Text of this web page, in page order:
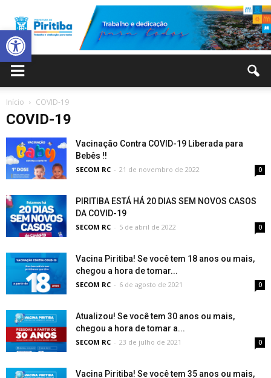
Abrir a barra de ferramentas
Início COVID-19
COVID-19
Vacinação Contra COVID-19 Liberada para
Bebês !!
SECOM RC - 21 de novembro de 2022 0
PIRITIBA ESTÁ HÁ 20 DIAS SEM NOVOS CASOS
DA COVID-19
SECOM RC - 5 de abril de 2022 0
Vacina Piritiba! Se você tem 18 anos ou mais,
chegou a hora de tomar...
SECOM RC - 6 de agosto de 2021 0
Atualizou! Se você tem 30 anos ou mais,
chegou a hora de tomar a...
SECOM RC - 23 de julho de 2021 0
Vacina Piritiba! Se você tem 35 anos ou mais,